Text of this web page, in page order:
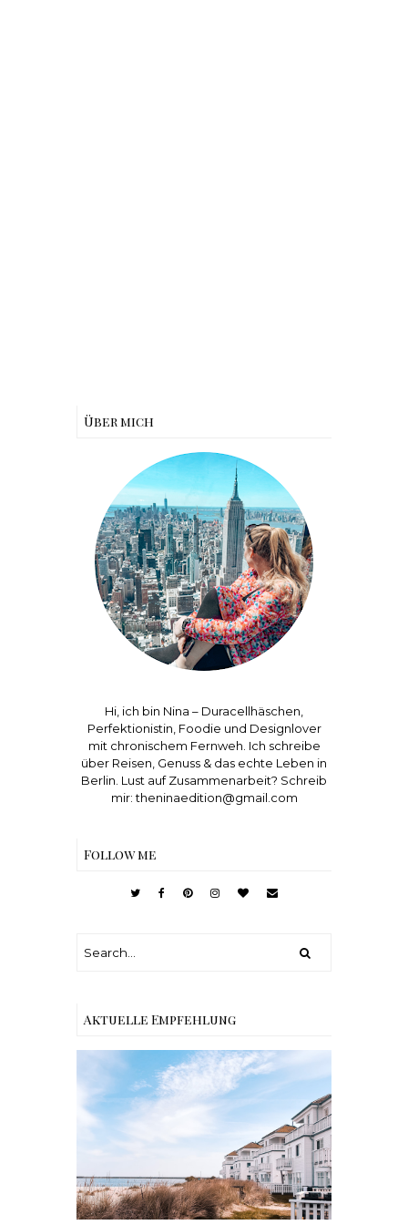
Über mich
Hi, ich bin Nina – Duracellhäschen,
Perfektionistin, Foodie und Designlover
mit chronischem Fernweh. Ich schreibe
über Reisen, Genuss & das echte Leben in
Berlin. Lust auf Zusammenarbeit? Schreib
mir: theninaedition@gmail.com
Follow me
Aktuelle Empfehlung
Reisen - Schleiregion